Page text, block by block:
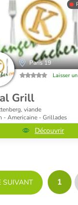
Paris 19
Laisser
Grill
viande
- Americaine - Grillades
Découvrir
SUIVANT 1